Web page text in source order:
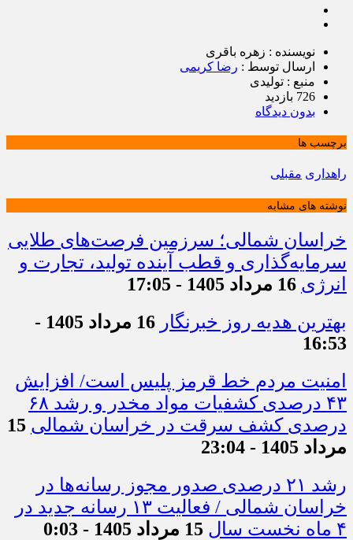
نویسنده : زهره باقری
ارسال توسط : رضا کریمی
منبع : تولیدی
726 بازدید
بدون دیدگاه
برچسب ها
راهداری مقبلی
نوشته های مشابه
خراسان شمالی؛ سرزمین فرصت‌های طلایی
سرمایه‌گذاری و قطب آینده تولید، تجارت و
انرژی 16 مرداد 1405 - 17:05
بهترین هدیه روز خبرنگار
16 مرداد 1405 -
16:53
امنیت مردم خط قرمز پلیس است/ افزایش
۴۳ درصدی کشفیات مواد مخدر و رشد ۶۸
درصدی کشف سرقت در خراسان شمالی 15
مرداد 1405 - 23:04
رشد ۲۱ درصدی صدور مجوز رسانه‌ها در
خراسان شمالی / فعالیت ۱۳ رسانه جدید در
۴ ماه نخست سال
15 مرداد 1405 - 0:03